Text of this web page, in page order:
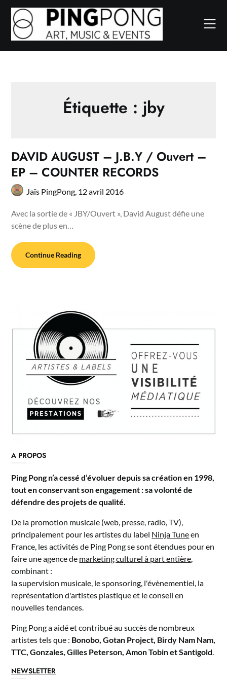
Skip
content
Étiquette : jby
DAVID AUGUST – J.B.Y / Ouvert –
EP – COUNTER RECORDS
Jaïs PingPong, 12 avril 2016
Avec la sortie de « JBY/Ouvert », David August défie une
scène de plus en…
Continue Reading
A PROPOS
Ping Pong n’a cessé d’évoluer depuis sa création en 1998,
tout en conservant son engagement : sa volonté de
défendre des projets de qualité.
De la promotion musicale (web, presse, radio, TV),
principalement pour les artistes du label Ninja Tuneen
France, les activités de Ping Pong se sont étendues pour en
faire une agence de marketing culturel à part entière
combinant :
la supervision musicale, le sponsoring, l'évènementiel, la
représentation d'artistes plastique et le conseil en
nouvelles tendances.
Ping Pong a aidé et contribué au succès de nombreux
artistes tels que : Bonobo, Gotan Project, Birdy Nam Nam,
TTC, Gonzales, Gilles Peterson, Amon Tobin et Santigold
NEWSLETTER